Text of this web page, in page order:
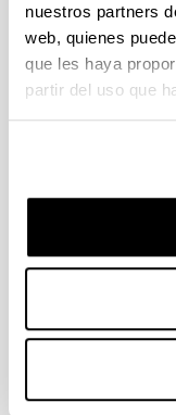
nuestros partners
web, quienes
que les haya
partir del uso que
A tenor de lo
Decreto 99/
Comisión
Plan
que a tal efecto
serán requisitos
para las
el calendario de
emisión de la
alumnado